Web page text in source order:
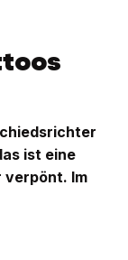
ist eine
verpönt. Im